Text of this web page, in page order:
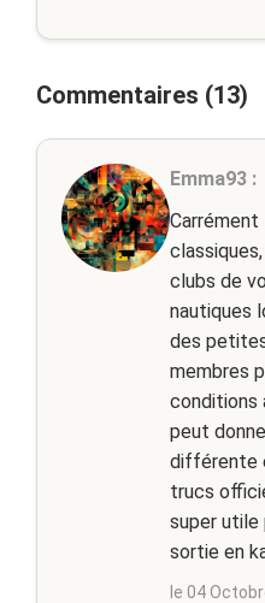
Commentaires (13)
Emma93 :
Carrément
clubs de
nautiques
des
membres
conditions
peut
différente
trucs
super utile
sortie en
le 04